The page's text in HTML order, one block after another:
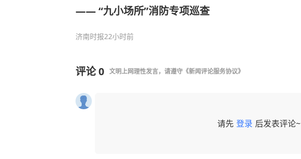
—— “九小场所”消防专项巡查
济南时报22小时前
评论0 文明上网理性发言，请遵守 《新闻评论服务协议》
请先 登录 后发表评论~